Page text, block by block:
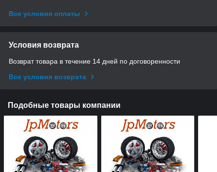
Все условия оплаты
Условия возврата
Возврат товара в течение 14 дней по договоренности
Все условия возврата
Подобные товары компании